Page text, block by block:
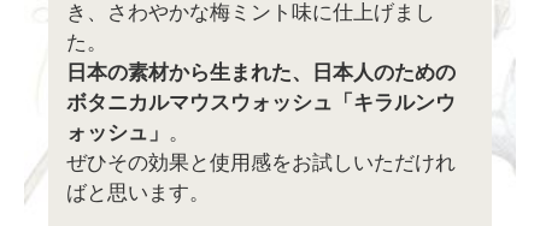
き、さわやかな梅ミント味に仕上げまし
た。
日本の素材から生まれた、日本人のための
ボタニカルマウスウォッシュ「キラルンウ
ォッシュ」 。
ぜひその効果と使用感をお試しいただけれ
ばと思います。